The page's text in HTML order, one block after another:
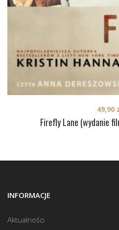
Firefly Lane (wydanie
49,90
INFORMACJE
Aktualności